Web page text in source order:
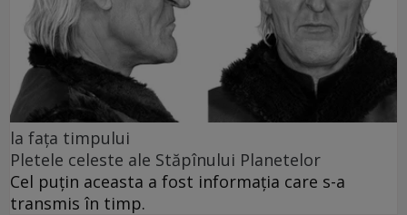
la fața timpului
Pletele celeste ale Stăpînului Planetelor
Cel puţin aceasta a fost informaţia care s-a
transmis în timp.